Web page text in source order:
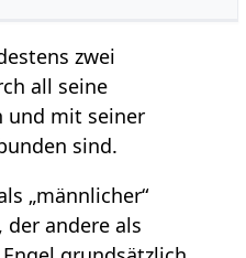
zwei
all seine
und mit seiner
sind.
„männlicher“
der andere als